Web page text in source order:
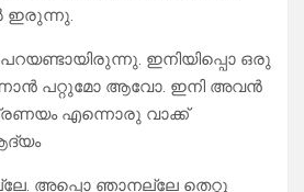
ഇരുന്നു.
ഇനിയിപ്പൊ ഒരു
പറ്റുമോ ആവോ. ഇനി അവൻ
എന്നൊരു വാക്ക്
അപ്പൊ ഞാനല്ലേ തെറ്റു